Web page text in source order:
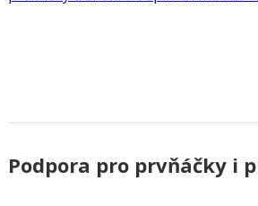
Podpora pro prvňáčky i